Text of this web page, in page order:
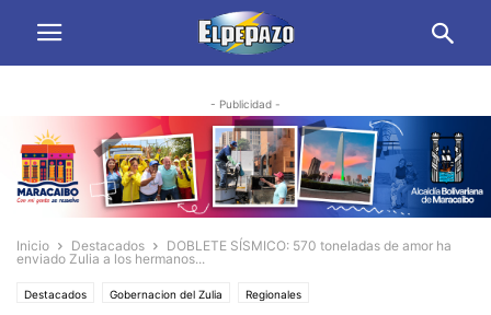
- Publicidad -
Inicio Destacados
DOBLETE SÍSMICO: 570 toneladas de amor ha
enviado Zulia a los hermanos...
Destacados Gobernacion del Zulia Regionales